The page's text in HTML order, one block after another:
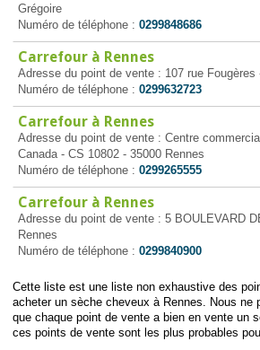
Grégoire
Numéro de téléphone : 0299848686
Carrefour à Rennes
Adresse du point de vente : 107 rue Fougères
Numéro de téléphone : 0299632723
Carrefour à Rennes
Adresse du point de vente : Centre
Canada - CS 10802 - 35000 Rennes
Numéro de téléphone : 0299265555
Carrefour à Rennes
Adresse du point de vente : 5 BOULEVARD
Rennes
Numéro de téléphone : 0299840900
Cette liste est une liste non exhaustive des
acheter un sèche cheveux à Rennes. Nous ne
que chaque point de vente a bien en vente un
ces points de vente sont les plus probables